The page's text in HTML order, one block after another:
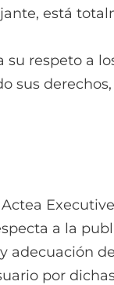
está
su respeto a
sus
a la
por